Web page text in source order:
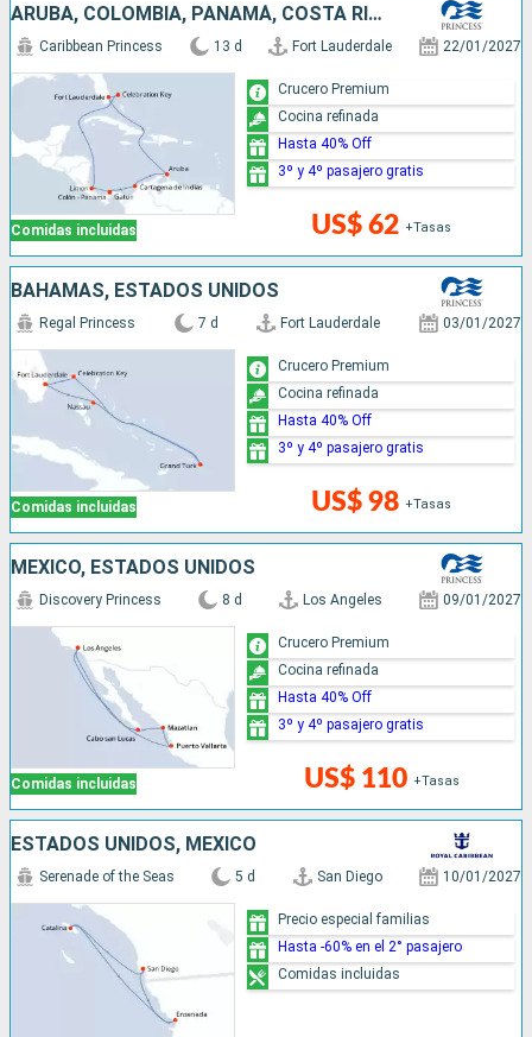
ARUBA, COLOMBIA, PANAMÁ, COSTA RICA, BAHAMAS, ESTADOS UNIDOS
Comidas incluidas
Caribbean Princess 13 d Fort Lauderdale 22/01/2027
US$ 62 +Tasas
Crucero Premium
Cocina refinada
Hasta 40% Off
3º y 4º pasajero gratis
BAHAMAS, ESTADOS UNIDOS
Comidas incluidas
Regal Princess 7 d Fort Lauderdale 03/01/2027
US$ 98 +Tasas
Crucero Premium
Cocina refinada
Hasta 40% Off
3º y 4º pasajero gratis
MÉXICO, ESTADOS UNIDOS
Comidas incluidas
Discovery Princess 8 d Los Angeles 09/01/2027
US$ 110 +Tasas
Crucero Premium
Cocina refinada
Hasta 40% Off
3º y 4º pasajero gratis
ESTADOS UNIDOS, MÉXICO
Serenade of the Seas 5 d San Diego 10/01/2027
Precio especial familias
Hasta -60% en el 2° pasajero
Comidas incluidas